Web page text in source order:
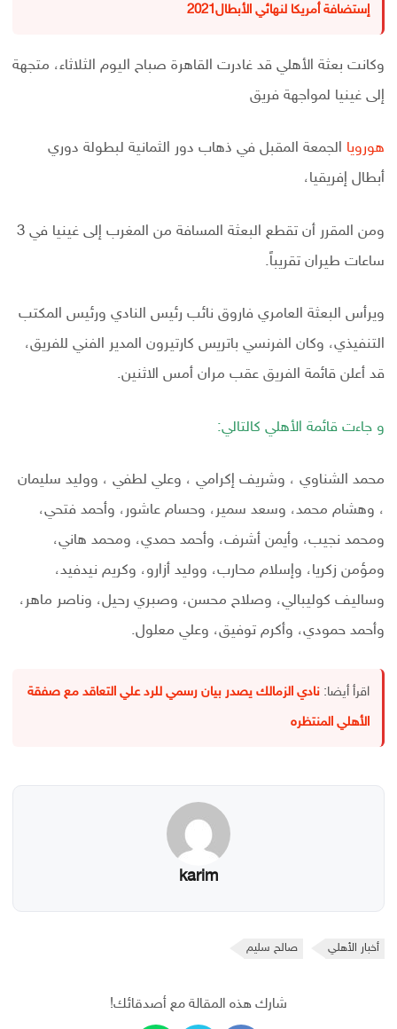
إستضافة أمريكا لنهائي الأبطال2021
وكانت بعثة الأهلي قد غادرت القاهرة صباح اليوم الثلاثاء، متجهة
إلى غينيا لمواجهة فريق
هورويا الجمعة المقبل في ذهاب دور الثمانية لبطولة دوري
أبطال إفريقيا،
ومن المقرر أن تقطع البعثة المسافة من المغرب إلى غينيا في 3
ساعات طيران تقريباً.
ويرأس البعثة العامري فاروق نائب رئيس النادي ورئيس المكتب
التنفيذي، وكان الفرنسي باتريس كارتيرون المدير الفني للفريق،
قد أعلن قائمة الفريق عقب مران أمس الاثنين.
و جاءت قائمة الأهلي كالتالي:
محمد الشناوي ، وشريف إكرامي ، وعلي لطفي ، ووليد سليمان
، وهشام محمد، وسعد سمير، وحسام عاشور، وأحمد فتحي،
ومحمد نجيب، وأيمن أشرف، وأحمد حمدي، ومحمد هاني،
ومؤمن زكريا، وإسلام محارب، ووليد أزارو، وكريم نيدفيد،
وساليف كوليبالي، وصلاح محسن، وصبري رحيل، وناصر ماهر،
وأحمد حمودي، وأكرم توفيق، وعلي معلول.
اقرأ أيضا: نادي الزمالك يصدر بيان رسمي للرد علي التعاقد مع صفقة
الأهلي المنتظره
karim
أخبار الأهلي صالح سليم
شارك هذه المقالة مع أصدقائك!